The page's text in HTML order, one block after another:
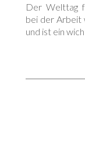
Der Welttag
bei der Arbeit
und ist ein